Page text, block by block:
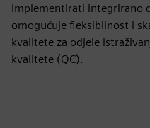
Implementirati integrirano
omogućuje fleksibilnost i
kvalitete za odjele
kvalitete (QC).